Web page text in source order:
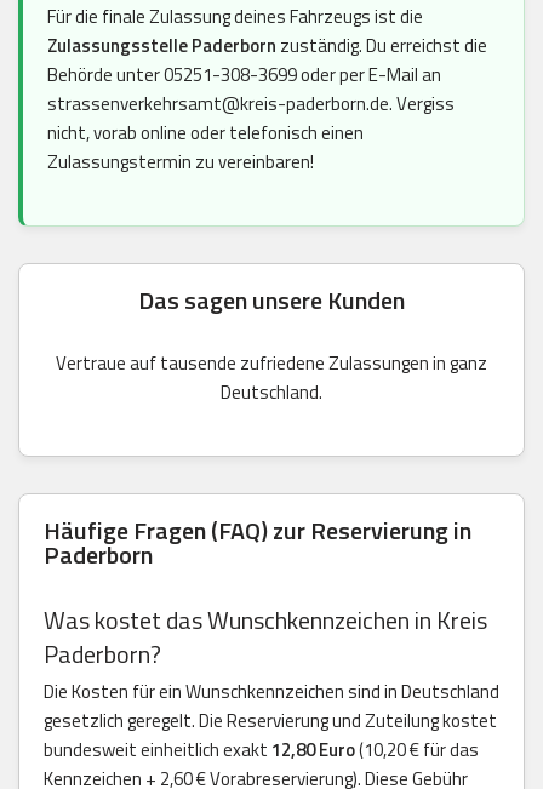
Für die finale Zulassung deines Fahrzeugs ist die
Zulassungsstelle Paderborn zuständig. Du erreichst die
Behörde unter 05251-308-3699 oder per E-Mail an
strassenverkehrsamt@kreis-paderborn.de. Vergiss
nicht, vorab online oder telefonisch einen
Zulassungstermin zu vereinbaren!
Das sagen unsere Kunden
Vertraue auf tausende zufriedene Zulassungen in ganz
Deutschland.
Häufige Fragen (FAQ) zur Reservierung in
Paderborn
Was kostet das Wunschkennzeichen in Kreis
Paderborn?
Die Kosten für ein Wunschkennzeichen sind in Deutschland
gesetzlich geregelt. Die Reservierung und Zuteilung kostet
bundesweit einheitlich exakt 12,80 Euro(10,20 € für das
Kennzeichen + 2,60 € Vorabreservierung). Diese Gebühr